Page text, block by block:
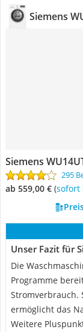
Siemens
Siemens
295
ab 559,00 € (
Unser Fazit für
Die
Programme
Stromverbrauch.
ermöglicht das
Weitere